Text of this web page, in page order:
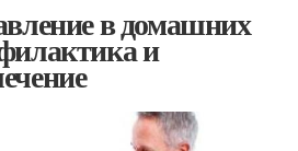
в домашних
и